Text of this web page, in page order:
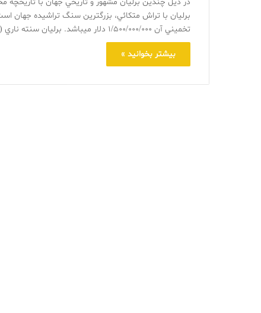
تخميني آن 1/500/000/000 دلار ميباشد. برليان سنته ناري (The Centenary) با رنگ D و پاکي IF (بهترين رنگ و پاکي)…
بیشتر بخوانید »